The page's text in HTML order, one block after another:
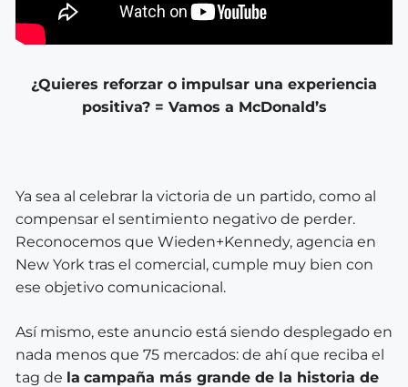
¿Quieres reforzar o impulsar una experiencia
positiva? = Vamos a McDonald’s
Ya sea al celebrar la victoria de un partido, como al
compensar el sentimiento negativo de perder.
Reconocemos que Wieden+Kennedy, agencia en
New York tras el comercial, cumple muy bien con
ese objetivo comunicacional.
Así mismo, este anuncio está siendo desplegado en
nada menos que 75 mercados: de ahí que reciba el
tag de la campaña más grande de la historia de